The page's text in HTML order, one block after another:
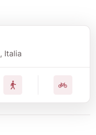
, Italia